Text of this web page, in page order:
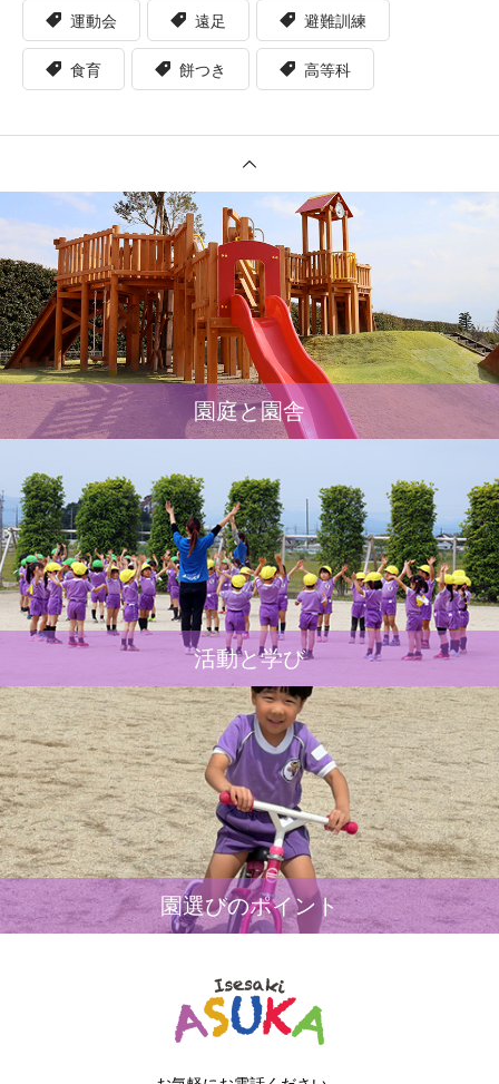
運動会 遠足 避難訓練
食育 餅つき 高等科
園庭と園舎
活動と学び
園選びのポイント